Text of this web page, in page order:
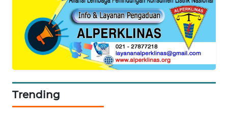
Trending
AKHLAK
ID
PERAPKI
SONYA
ASA